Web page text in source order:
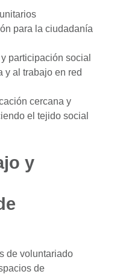
para la ciudadanía
participación social
y al trabajo en red
cercana y
el tejido social
y
de voluntariado
de